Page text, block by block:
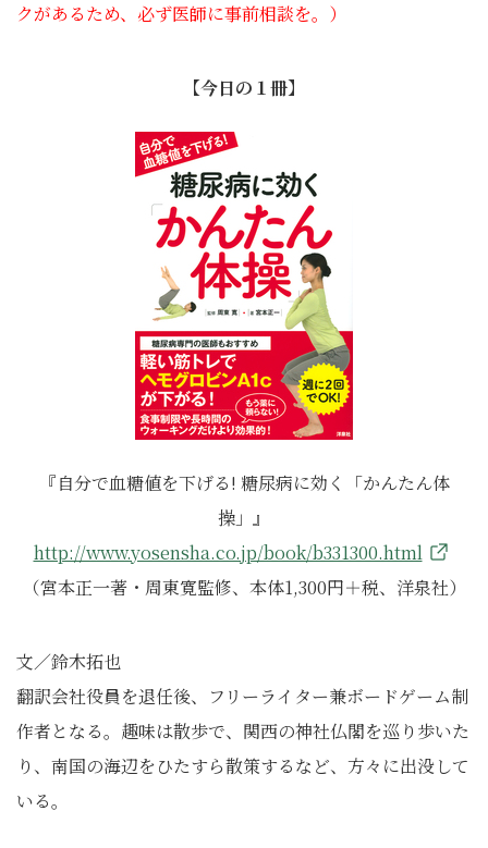
クがあるため、必ず医師に事前相談を。）
【今日の１冊】
『自分で血糖値を下げる! 糖尿病に効く「かんたん体
操」』
http://www.yosensha.co.jp/book/b331300.html
（宮本正一著・周東寛監修、本体1,300円＋税、洋泉社）
文／鈴木拓也
翻訳会社役員を退任後、フリーライター兼ボードゲーム制
作者となる。趣味は散歩で、関西の神社仏閣を巡り歩いた
り、南国の海辺をひたすら散策するなど、方々に出没して
いる。